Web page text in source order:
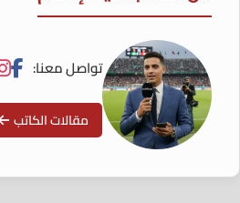
تواصل معنا:
مقالات الكاتب